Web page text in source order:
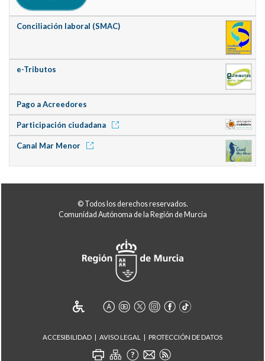
Conciliación laboral (SMAC)
e-Tributos
Pago a Acreedores
Participación ciudadana
Canal Mar Menor
© Todos los derechos reservados.
Comunidad Autónoma de la Región de Murcia
ACCESIBILIDAD AVISO LEGAL PROTECCIÓN DE DATOS